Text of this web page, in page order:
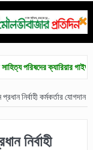
ক্যারিয়ার গাইডলাইন ও
নির্বাহী কর্মকর্তার যোগদান
নির্বাহী